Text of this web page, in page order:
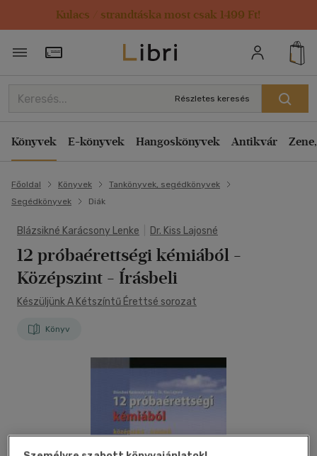
Kulacs / strandtáska most csak 1499 Ft!
Törzsvásárlói Kártya adatai
Részletes keresés
Könyvek E-könyvek Hangoskönyvek Antikvár
Főoldal Könyvek
Tankönyvek, segédkönyvek
Segédkönyvek
Diák
Blázsikné Karácsony Lenke Dr. Kiss Lajosné
12 próbaérettségi kémiából -
Középszint - Írásbeli
Készüljünk A Kétszíntű Érettsé sorozat
Könyv